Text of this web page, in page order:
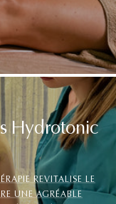
Hydrotonic
REVITALISE LE
UNE AGRÉABLE